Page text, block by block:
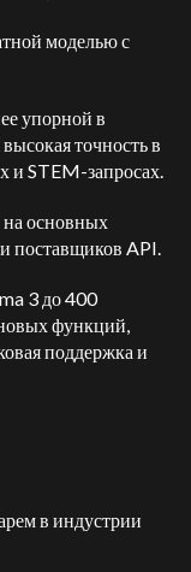
моделью с
упорной в
точность в
и STEM-запросах.
на основных
поставщиков API.
3 до 400
функций,
поддержка и
в индустрии